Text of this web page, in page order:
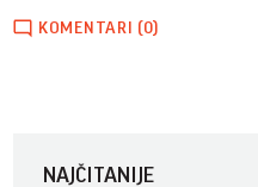
KOMENTARI (0)
NAJČITANIJE